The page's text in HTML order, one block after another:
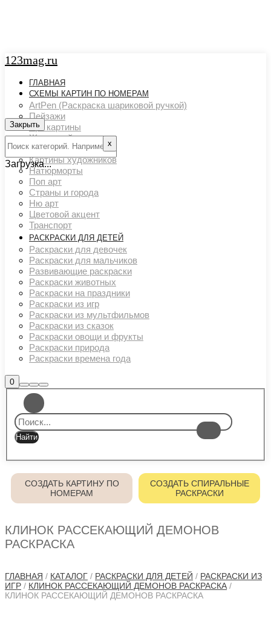
123mag.ru
ГЛАВНАЯ
СХЕМЫ КАРТИН ПО НОМЕРАМ
ArtPen (Раскраска шариковой ручкой)
Пейзажи
Арт картины
Животный мир
Люди
Картины художников
Натюрморты
Поп арт
Страны и города
Ню арт
Цветовой акцент
Транспорт
РАСКРАСКИ ДЛЯ ДЕТЕЙ
Раскраски для девочек
Раскраски для мальчиков
Развивающие раскраски
Раскраски животных
Раскраски на праздники
Раскраски из игр
Раскраски из мультфильмов
Раскраски из сказок
Раскраски овощи и фрукты
Раскраски природа
Раскраски времена года
0Боковая
панель
магазина
Найти
Больше
информации
Главное
меню
СОЗДАТЬ КАРТИНУ ПО
НОМЕРАМ
СОЗДАТЬ СПИРАЛЬНЫЕ
РАСКРАСКИ
КЛИНОК РАССЕКАЮЩИЙ ДЕМОНОВ
РАСКРАСКА
ГЛАВНАЯ / КАТАЛОГ / РАСКРАСКИ ДЛЯ ДЕТЕЙ / РАСКРАСКИ ИЗ
ИГР / КЛИНОК РАССЕКАЮЩИЙ ДЕМОНОВ РАСКРАСКА/
КЛИНОК РАССЕКАЮЩИЙ ДЕМОНОВ РАСКРАСКА
Закрыть
х
Загрузка...